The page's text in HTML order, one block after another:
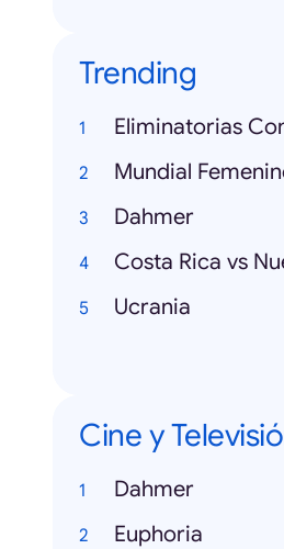
Trending
Eliminatorias
Mundial
Dahmer
Costa Rica vs
Ucrania
Cine y
Dahmer
Euphoria